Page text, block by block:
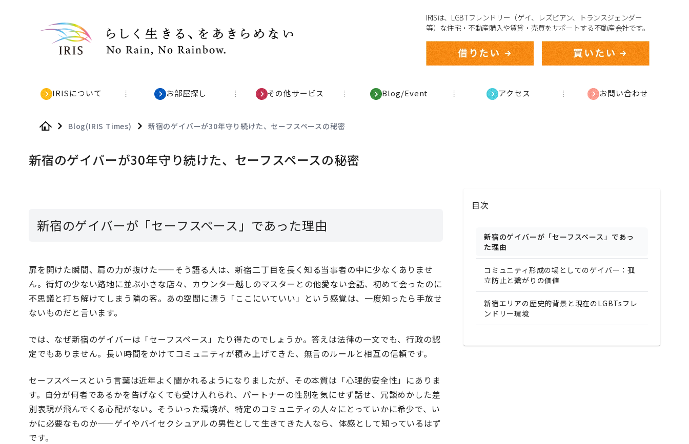
IRISは、LGBTフレンドリー（ゲイ、レズビアン、トランスジェンダー
等）な住宅・不動産購入や賃貸・売買をサポートする不動産会社です。
IRISについて お部屋探し その他サービス Blog/Event アクセス お問い合わせ
Blog(IRIS Times) 新宿のゲイバーが30年守り続けた、セーフスペースの秘密
新宿のゲイバーが30年守り続けた、セーフスペースの秘密
新宿のゲイバーが「セーフスペース」であった理由
扉を開けた瞬間、肩の力が抜けた——そう語る人は、新宿二丁目を長く知る当事者の中に少なくありませ
ん。街灯の少ない路地に並ぶ小さな店々、カウンター越しのマスターとの他愛ない会話、初めて会ったのに
不思議と打ち解けてしまう隣の客。あの空間に漂う「ここにいていい」という感覚は、一度知ったら手放せ
ないものだと言います。
では、なぜ新宿のゲイバーは「セーフスペース」たり得たのでしょうか。答えは法律の一文でも、行政の認
定でもありません。長い時間をかけてコミュニティが積み上げてきた、無言のルールと相互の信頼です。
セーフスペースという言葉は近年よく聞かれるようになりましたが、その本質は「心理的安全性」にありま
す。自分が何者であるかを告げなくても受け入れられ、パートナーの性別を気にせず話せ、冗談めかした差
別表現が飛んでくる心配がない。そういった環境が、特定のコミュニティの人々にとっていかに希少で、い
かに必要なものか——ゲイやバイセクシュアルの男性として生きてきた人なら、体感として知っているはず
です。
目次
新宿のゲイバーが「セーフスペース」であっ
た理由
コミュニティ形成の場としてのゲイバー：孤
立防止と繋がりの価値
新宿エリアの歴史的背景と現在のLGBTsフレ
ンドリー環境